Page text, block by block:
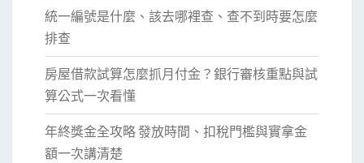
統一編號是什麼、該去哪裡查、查不到時要怎麼
排查
房屋借款試算怎麼抓月付金？銀行審核重點與試
算公式一次看懂
年終獎金全攻略 發放時間、扣稅門檻與實拿金
額一次講清楚